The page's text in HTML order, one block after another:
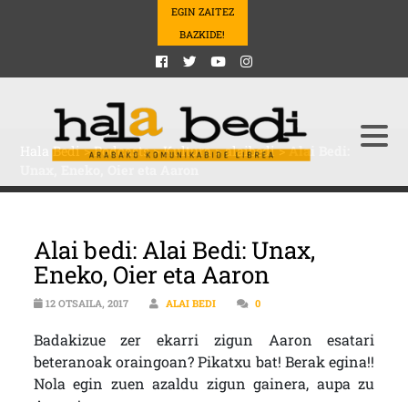
EGIN ZAITEZ
BAZKIDE!
Hala Bedi>Podcasts>Kultura>alaibedi>Alai Bedi:
Alai bedi: Alai Bedi: Unax,
Eneko, Oier eta Aaron
12 OTSAILA, 2017 ALAI BEDI 0
Badakizue zer ekarri zigun Aaron esatari
beteranoak oraingoan? Pikatxu bat! Berak egina!!
Nola egin zuen azaldu zigun gainera, aupa zu